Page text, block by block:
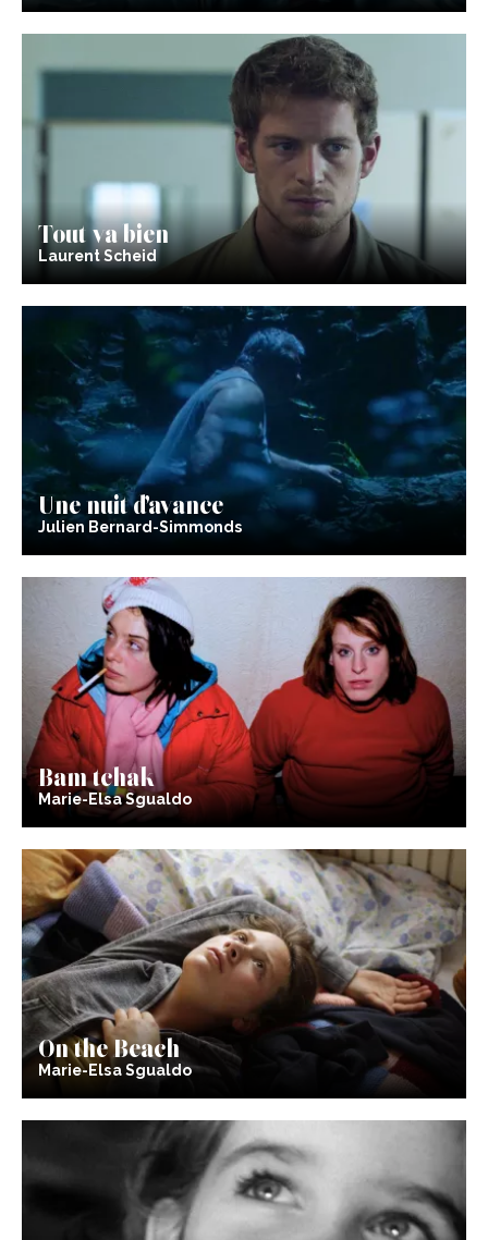
Tout va bien
Laurent Scheid
Une nuit d’avance
Julien Bernard-Simmonds
Bam tchak
Marie-Elsa Sgualdo
On the Beach
Marie-Elsa Sgualdo